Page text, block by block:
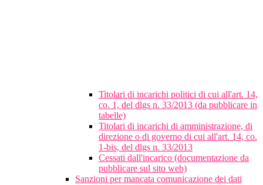
Titolari di incarichi politici di cui all'art. 14,
co. 1, del dlgs n. 33/2013 (da pubblicare in
tabelle)
Titolari di incarichi di amministrazione, di
direzione o di governo di cui all'art. 14, co.
1-bis, del dlgs n. 33/2013
Cessati dall'incarico (documentazione da
pubblicare sul sito web)
Sanzioni per mancata comunicazione dei dati